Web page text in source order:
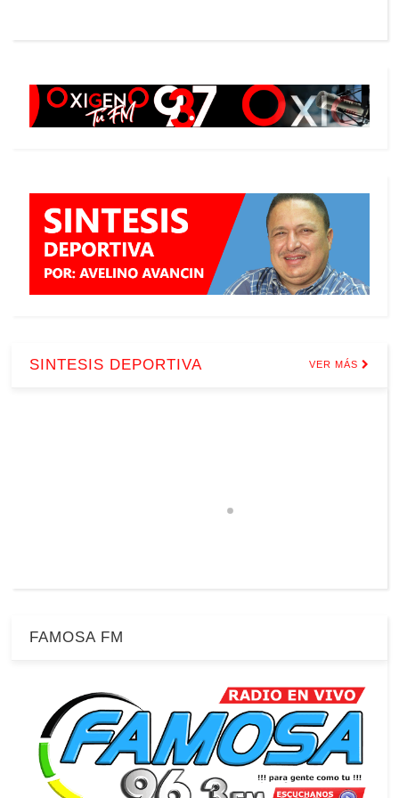
SINTESIS DEPORTIVA VER MÁS
FAMOSA FM